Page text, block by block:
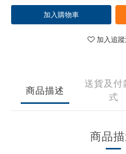
加入購物車
加入追
商品描述
送貨及付
式
商品